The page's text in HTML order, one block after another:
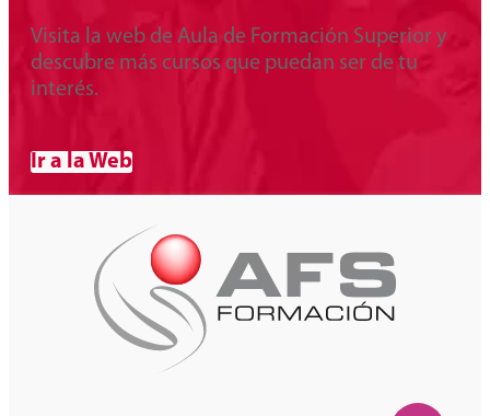
Visita la web de Aula de Formación Superior y
descubre más cursos que puedan ser de tu
interés.
Ir a la Web